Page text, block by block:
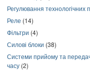
Регулювання технологічних
Реле (14)
Фільтри (4)
Силові блоки (38)
Системи прийому та
часу (2)